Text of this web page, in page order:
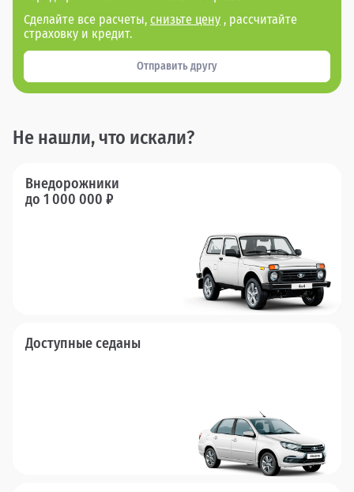
Сделайте все расчеты, снизьте цену , рассчитайте
страховку и кредит.
Отправить другу
Не нашли, что искали?
Внедорожники
до 1 000 000 ₽
Доступные седаны